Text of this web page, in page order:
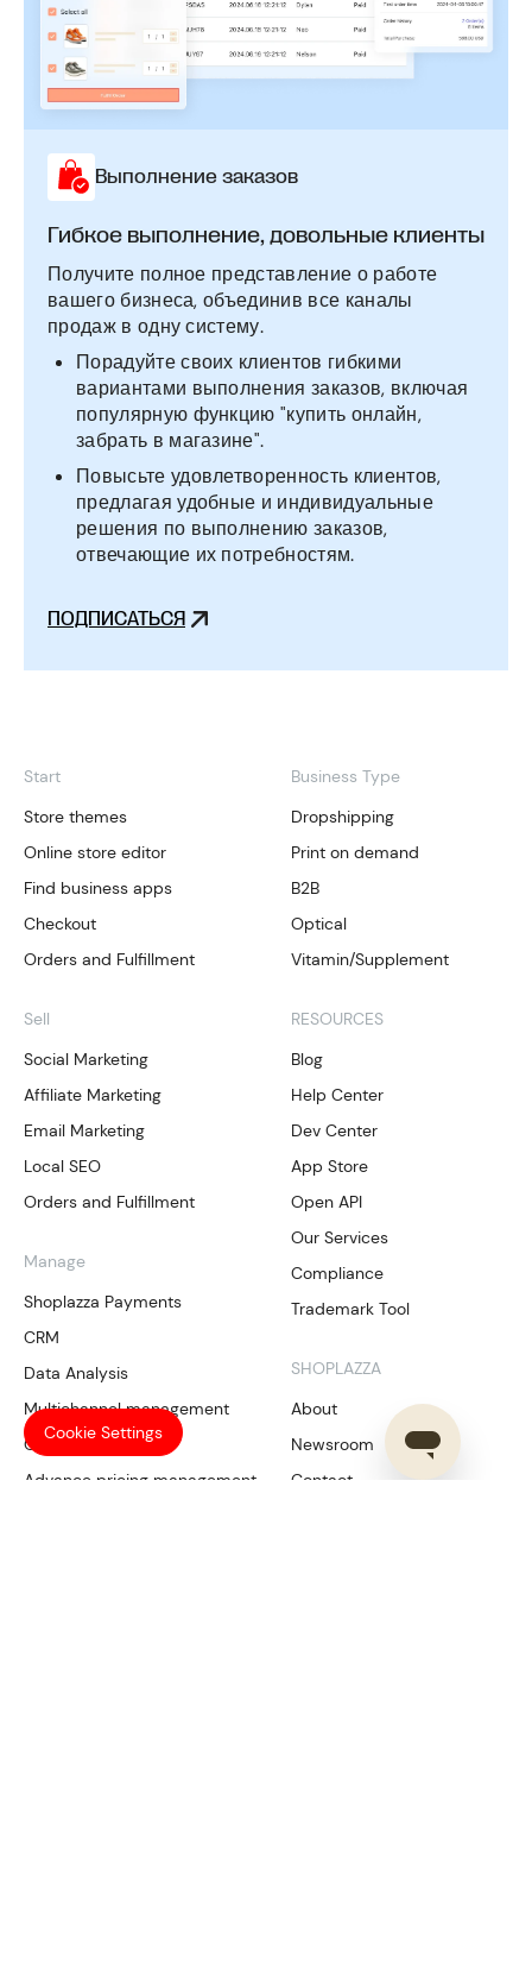
Выполнение заказов
Гибкое выполнение, довольные клиенты
Получите полное представление о работе
вашего бизнеса, объединив все каналы
продаж в одну систему.
Порадуйте своих клиентов гибкими
вариантами выполнения заказов, включая
популярную функцию "купить онлайн,
забрать в магазине".
Повысьте удовлетворенность клиентов,
предлагая удобные и индивидуальные
решения по выполнению заказов,
отвечающие их потребностям.
ПОДПИСАТЬСЯ
Start
Store themes
Online store editor
Find business apps
Checkout
Orders and Fulfillment
Sell
Social Marketing
Affiliate Marketing
Email Marketing
Local SEO
Orders and Fulfillment
Manage
Shoplazza Payments
CRM
Data Analysis
Multichannel management
Omnichannel sync
Advance pricing management
Business Type
Dropshipping
Print on demand
B2B
Optical
Vitamin/Supplement
RESOURCES
Blog
Help Center
Dev Center
App Store
Open API
Our Services
Compliance
Trademark Tool
SHOPLAZZA
About
Newsroom
Contact
Cookie Settings